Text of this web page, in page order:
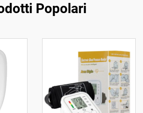
Popolari